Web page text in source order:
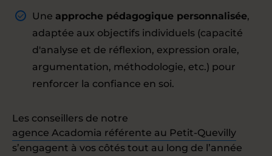
Une approche pédagogique personnalisée,
adaptée aux objectifs individuels (capacité
d'analyse et de réflexion, expression orale,
argumentation, méthodologie, etc.) pour
renforcer la confiance en soi.
Les conseillers de notre
agence Acadomia référente au Petit-Quevilly
s’engagent à vos côtés tout au long de l’année